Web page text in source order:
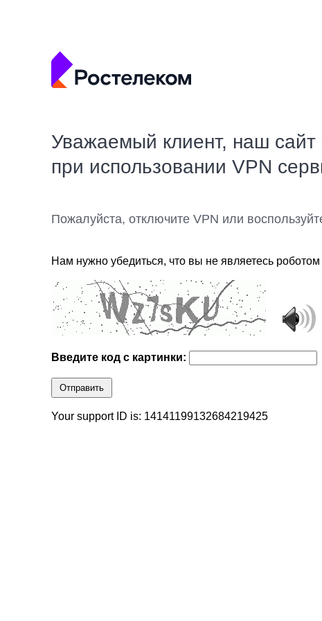
Уважаемый клиент, наш сайт
при использовании VPN
Пожалуйста, отключите VPN или
Нам нужно убедиться, что вы не являетесь роботом
Введите код с картинки:
Отправить
Your support ID is: 14141199132684219425